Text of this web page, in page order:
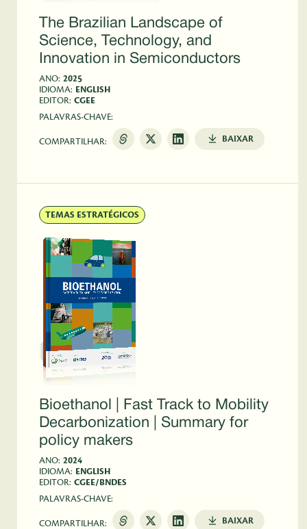
The Brazilian Landscape of
Science, Technology, and
Innovation in Semiconductors
ANO: 2025
IDIOMA: ENGLISH
EDITOR: CGEE
PALAVRAS-CHAVE:
COMPARTILHAR: BAIXAR
TEMAS ESTRATÉGICOS
Bioethanol | Fast Track to Mobility
Decarbonization | Summary for
policy makers
ANO: 2024
IDIOMA: ENGLISH
EDITOR: CGEE/BNDES
PALAVRAS-CHAVE:
COMPARTILHAR: BAIXAR